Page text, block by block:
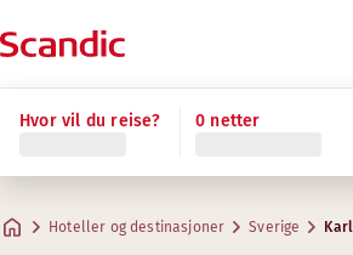
Hvor vil du reise? 0 netter
Hoteller og destinasjoner Sverige